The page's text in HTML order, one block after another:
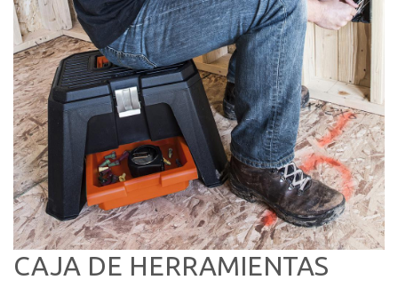
CAJA DE HERRAMIENTAS